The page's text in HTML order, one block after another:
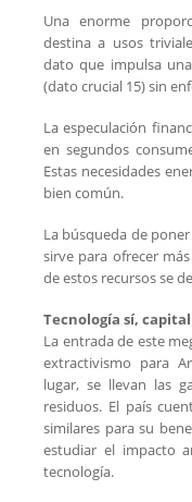
Una enorme
destina a usos
dato que impulsa
(dato crucial 15) sin
La especulación
en segundos
Estas necesidades
bien común.
La búsqueda de
sirve para ofrecer
de estos recursos se
Tecnología sí,
La entrada de este
extractivismo para
lugar, se llevan las
residuos. El país
similares para su
estudiar el impacto
tecnología.